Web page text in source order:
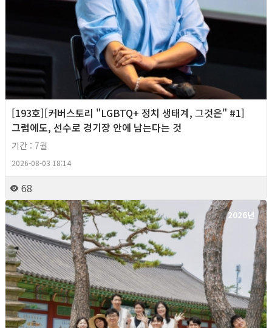
[193호][커버스토리 "LGBTQ+ 정치 생태계, 그것은" #1]
그럼에도, 선수로 경기장 안에 남는다는 것
기간 : 7월
2026-08-03 18:14
68
2026년